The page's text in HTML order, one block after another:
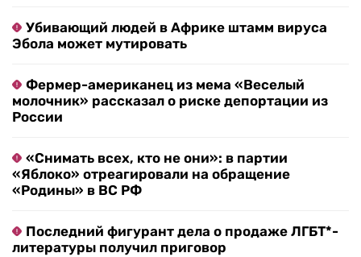
Убивающий людей в Африке штамм вируса
Эбола может мутировать
Фермер-американец из мема «Веселый
молочник» рассказал о риске депортации из
России
«Снимать всех, кто не они»: в партии
«Яблоко» отреагировали на обращение
«Родины» в ВС РФ
Последний фигурант дела о продаже ЛГБТ*-
литературы получил приговор